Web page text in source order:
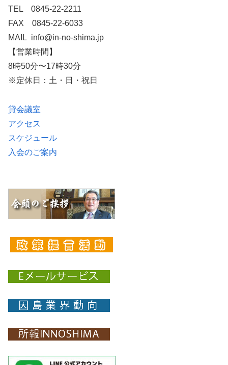
TEL 0845-22-2211
FAX 0845-22-6033
MAIL info@in-no-shima.jp
【営業時間】
8時50分〜17時30分
※定休日：土・日・祝日
貸会議室
アクセス
スケジュール
入会のご案内